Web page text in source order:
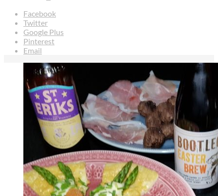
Facebook
Twitter
Google Plus
Pinterest
Email